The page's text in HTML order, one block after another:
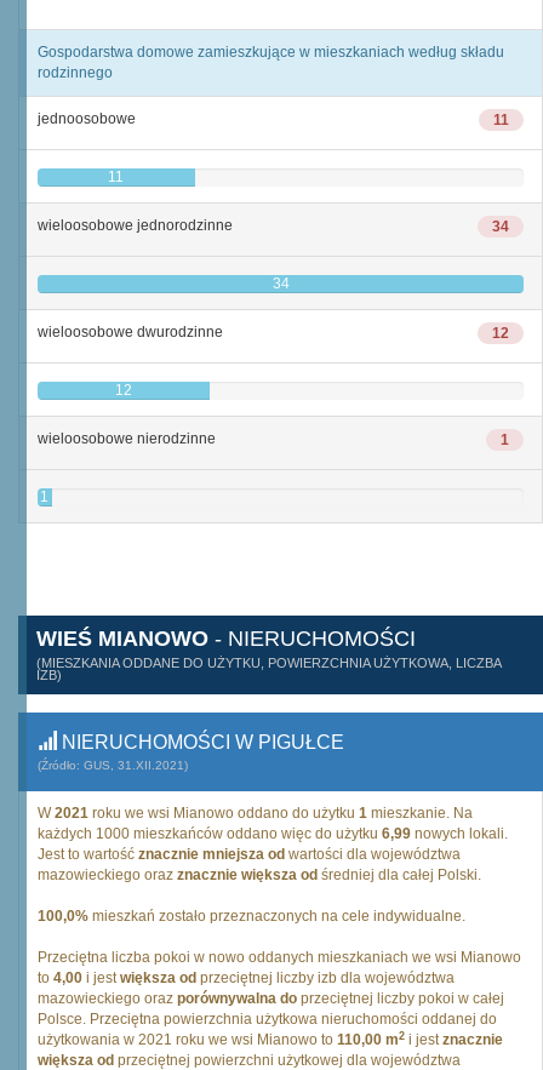
Gospodarstwa domowe zamieszkujące w mieszkaniach według składu
rodzinnego
11
jednoosobowe
11
34
wieloosobowe jednorodzinne
34
12
wieloosobowe dwurodzinne
12
1
wieloosobowe nierodzinne
1
WIEŚ MIANOWO - NIERUCHOMOŚCI
(MIESZKANIA ODDANE DO UŻYTKU, POWIERZCHNIA UŻYTKOWA, LICZBA
IZB)
NIERUCHOMOŚCI W PIGUŁCE
(Źródło: GUS, 31.XII.2021)
W2021 roku we wsi Mianowo oddano do użytku 1 mieszkanie. Na
każdych 1000 mieszkańców oddano więc do użytku 6,99 nowych lokali.
Jest to wartość znacznie mniejsza od wartości dla województwa
mazowieckiego oraz znacznie większa od średniej dla całej Polski.
100,0% mieszkań zostało przeznaczonych na cele indywidualne.
Przeciętna liczba pokoi w nowo oddanych mieszkaniach we wsi Mianowo
to 4,00 i jestwiększa od przeciętnej liczby izb dla województwa
mazowieckiego oraz porównywalna do przeciętnej liczby pokoi w całej
Polsce. Przeciętna powierzchnia użytkowa nieruchomości oddanej do
użytkowania w 2021 roku we wsi Mianowo to 110,00 m2 i jestznacznie
większa od przeciętnej powierzchni użytkowej dla województwa